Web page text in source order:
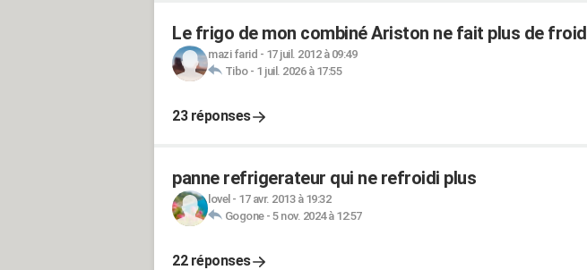
Le frigo de mon combiné Ariston ne fait plus de froid
mazi farid - 17 juil. 2012 à 09:49
Tibo- 1 juil. 2026 à 17:55
23 réponses
panne refrigerateur qui ne refroidi plus
lovel - 17 avr. 2013 à 19:32
Gogone- 5 nov. 2024 à 12:57
22 réponses